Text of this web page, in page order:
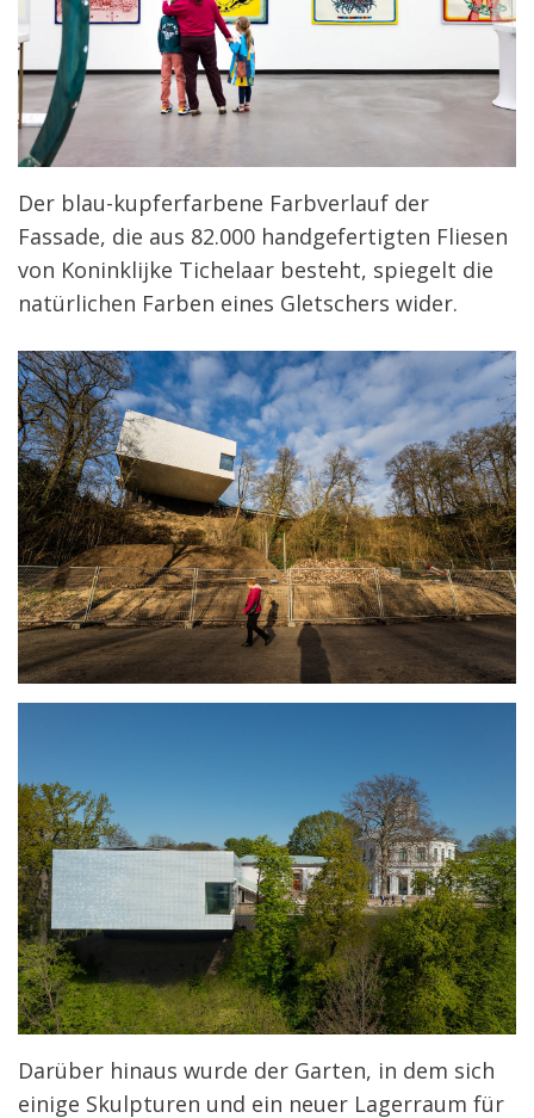
Der blau-kupferfarbene Farbverlauf der
Fassade, die aus 82.000 handgefertigten Fliesen
von Koninklijke Tichelaar besteht, spiegelt die
natürlichen Farben eines Gletschers wider.
Darüber hinaus wurde der Garten, in dem sich
einige Skulpturen und ein neuer Lagerraum für